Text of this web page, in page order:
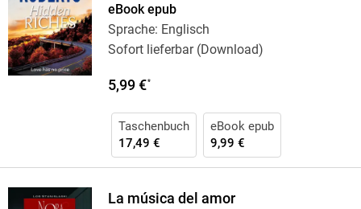
eBook epub
Sprache: Englisch
Sofort lieferbar (Download)
5,99 €*
Taschenbuch
17,49 €
eBook epub
9,99 €
La música del amor